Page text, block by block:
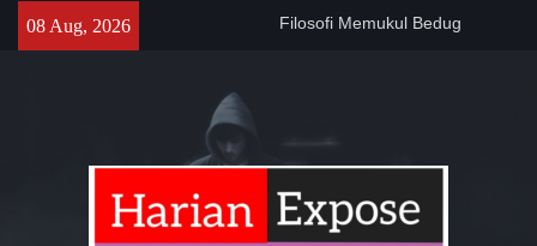
08 Aug, 2026
141 Tahun Stasiun Slawi : “Dari
Tuntas